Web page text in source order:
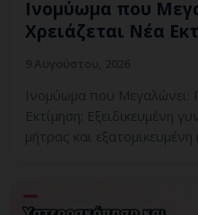
Ινομύωμα που
Χρειάζεται Νέα
Ινομύωμα που Μεγαλώνει:
Εκτίμηση; Εξειδικευμένη
μήτρας και